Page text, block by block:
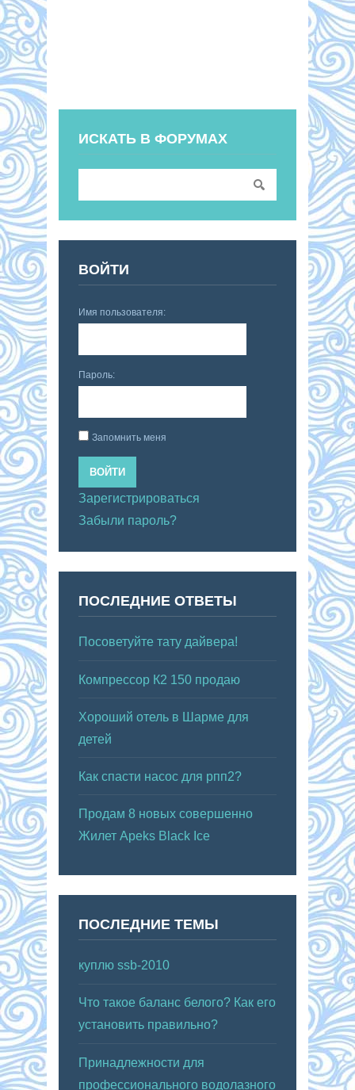
ИСКАТЬ В ФОРУМАХ
ВОЙТИ
Имя пользователя:
Пароль:
Запомнить меня
ВОЙТИ
Зарегистрироваться
Забыли пароль?
ПОСЛЕДНИЕ ОТВЕТЫ
Посоветуйте тату дайвера!
Компрессор К2 150 продаю
Хороший отель в Шарме для
детей
Как спасти насос для рпп2?
Продам 8 новых совершенно
Жилет Apeks Black Ice
ПОСЛЕДНИЕ ТЕМЫ
куплю ssb-2010
Что такое баланс белого? Как его
установить правильно?
Принадлежности для
профессионального водолазного